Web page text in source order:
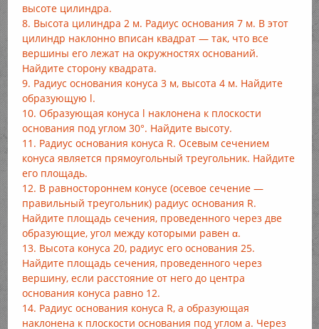
высоте цилиндра.
8. Высота цилиндра 2 м. Радиус основания 7 м. В этот
цилиндр наклонно вписан квадрат — так, что все
вершины его лежат на окружностях оснований.
Найдите сторону квадрата.
9. Радиус основания конуса 3 м, высота 4 м. Найдите
образующую l.
10. Образующая конуса l наклонена к плоскости
основания под углом 30°. Найдите высоту.
11. Радиус основания конуса R. Осевым сечением
конуса является прямоугольный треугольник. Найдите
его площадь.
12. В равностороннем конусе (осевое сечение —
правильный треугольник) радиус основания R.
Найдите площадь сечения, проведенного через две
образующие, угол между которыми равен α.
13. Высота конуса 20, радиус его основания 25.
Найдите площадь сечения, проведенного через
вершину, если расстояние от него до центра
основания конуса равно 12.
14. Радиус основания конуса R, а образующая
наклонена к плоскости основания под углом а. Через